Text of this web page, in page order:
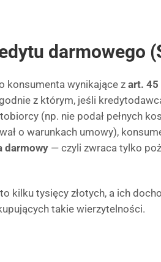
darmowego
konsumenta wynikające zart. 45
z którym, jeśli
(np. nie podał pełnych
o warunkach umowy),
darmowy — czyli zwraca tylko
kilku tysięcy złotych, a ich
takie wierzytelności.